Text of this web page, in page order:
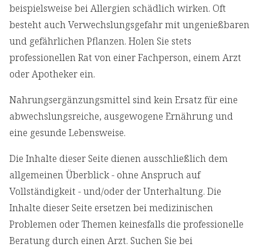
beispielsweise bei Allergien schädlich wirken. Oft
besteht auch Verwechslungsgefahr mit ungenießbaren
und gefährlichen Pflanzen. Holen Sie stets
professionellen Rat von einer Fachperson, einem Arzt
oder Apotheker ein.
Nahrungsergänzungsmittel sind kein Ersatz für eine
abwechslungsreiche, ausgewogene Ernährung und
eine gesunde Lebensweise.
Die Inhalte dieser Seite dienen ausschließlich dem
allgemeinen Überblick - ohne Anspruch auf
Vollständigkeit - und/oder der Unterhaltung. Die
Inhalte dieser Seite ersetzen bei medizinischen
Problemen oder Themen keinesfalls die professionelle
Beratung durch einen Arzt. Suchen Sie bei